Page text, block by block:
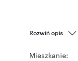
Rozwiń opis
Mieszkanie: